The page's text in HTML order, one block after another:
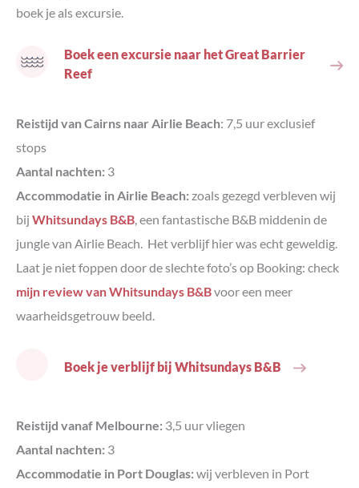
boek je als excursie.
Boek een excursie naar het Great Barrier
Reef
Reistijd van Cairns naar Airlie Beach: 7,5 uur exclusief
stops
Aantal nachten: 3
Accommodatie in Airlie Beach: zoals gezegd verbleven wij
bij Whitsundays B&B, een fantastische B&B middenin de
jungle van Airlie Beach. Het verblijf hier was echt geweldig.
Laat je niet foppen door de slechte foto’s op Booking: check
mijn review van Whitsundays B&Bvoor een meer
waarheidsgetrouw beeld.
Boek je verblijf bij Whitsundays B&B
Reistijd vanaf Melbourne: 3,5 uur vliegen
Aantal nachten: 3
Accommodatie in Port Douglas: wij verbleven in Port